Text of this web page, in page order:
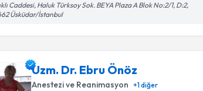
Caddesi, Haluk Türksoy Sok. BEYA Plaza A Blok No:2/1, D:2,
Üsküdar/İstanbul
Uzm. Dr. Ebru Önöz
Anestezi ve Reanimasyon +1diğer